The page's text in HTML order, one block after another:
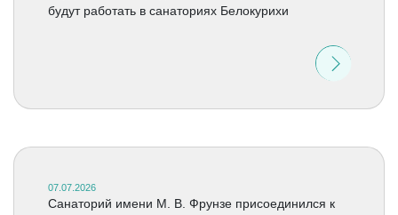
будут работать в санаториях Белокурихи
07.07.2026
Санаторий имени М. В. Фрунзе присоединился к